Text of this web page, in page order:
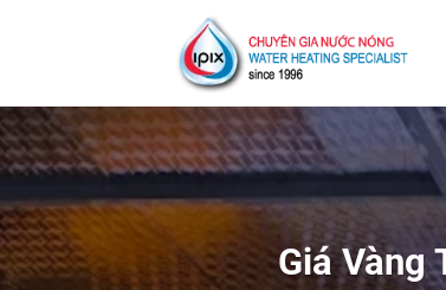
dung
Giá Vàng